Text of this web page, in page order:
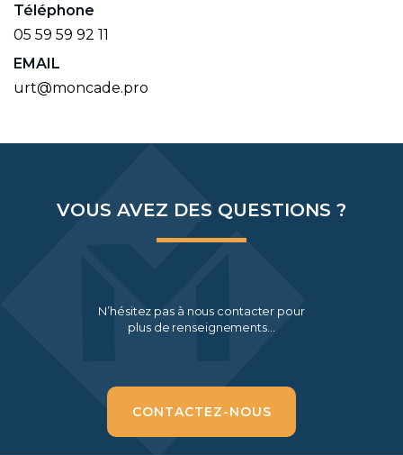
Téléphone
05 59 59 92 11
EMAIL
urt@moncade.pro
VOUS AVEZ DES QUESTIONS ?
N’hésitez pas à nous contacter pour
plus de renseignements…
CONTACTEZ-NOUS